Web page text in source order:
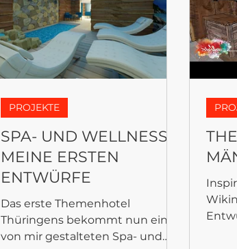
SPA- UND WELLNESS.
MEINE ERSTEN
ENTWÜRFE
Das erste Themenhotel
Thüringens bekommt nun einen
von mir gestalteten Spa- und
PROJEKTE